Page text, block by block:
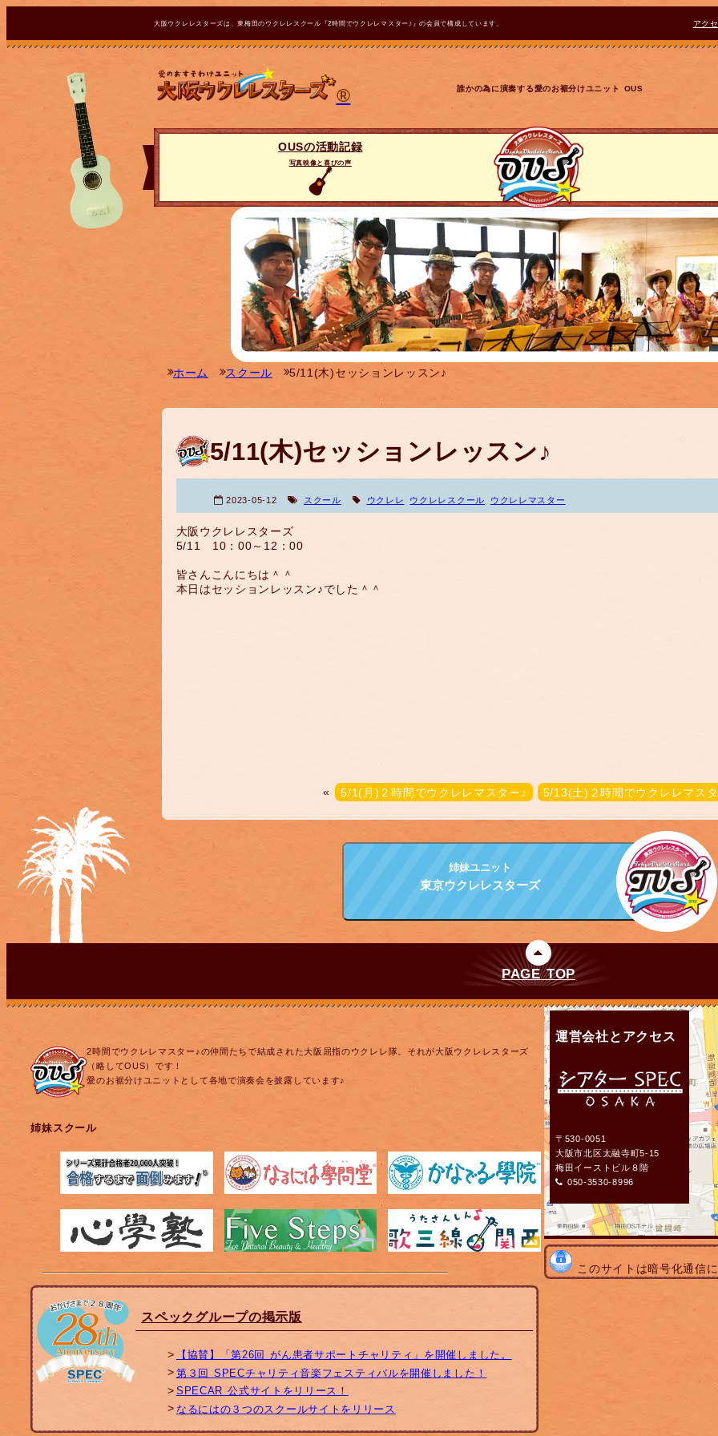
大阪ウクレレスターズは、東梅田のウクレレスクール『2時間でウクレレマスター♪』の会員で構成しています。 アク
® 誰かの為に演奏する愛のお裾分けユニット OUS
OUSの活動記録
写真映像と喜びの声
ホーム スクール 5/11(木)セッションレッスン♪
5/11(木)セッションレッスン♪
2023-05-12 スクール ウクレレ ウクレレスクール ウクレレマスター
大阪ウクレレスターズ
5/11 10：00～12：00
皆さんこんにちは＾＾
本日はセッションレッスン♪でした＾＾
« 5/1(月)２時間でウクレレマスター♪ 5/13(土)２時間でウクレレマス
姉妹ユニット
東京ウクレレスターズ
PAGE TOP
2時間でウクレレマスター♪の仲間たちで結成された大阪屈指のウクレレ隊。それが大阪ウクレレスターズ
（略してOUS）です！
愛のお裾分けユニットとして各地で演奏会を披露しています♪
姉妹スクール
スペックグループの掲示版
【協賛】「第26回 がん患者サポートチャリティ」を開催しました。
第３回 SPECチャリティ音楽フェスティバルを開催しました！
SPECAR 公式サイトをリリース！
なるにはの３つのスクールサイトをリリース
運営会社とアクセス
〒530-0051
大阪市北区太融寺町5-15
梅田イーストビル８階
050-3530-8996
このサイトは暗号化通信